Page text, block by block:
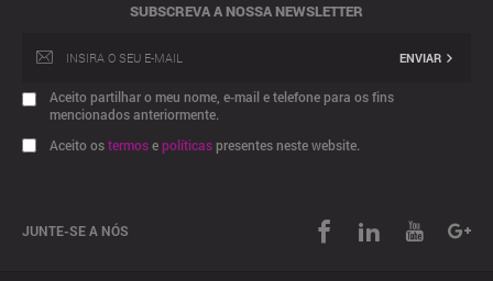
SUBSCREVA A NOSSA NEWSLETTER
ENVIAR
Aceito partilhar o meu nome, e-mail e telefone para os fins
mencionados anteriormente.
Aceito ostermosepolíticas presentes neste website.
JUNTE-SE A NÓS